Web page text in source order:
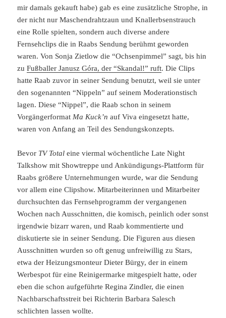
mir damals gekauft habe) gab es eine zusätzliche Strophe, in
der nicht nur Maschendrahtzaun und Knallerbsenstrauch
eine Rolle spielten, sondern auch diverse andere
Fernsehclips die in Raabs Sendung berühmt geworden
waren. Von Sonja Zietlow die “Ochsenpimmel” sagt, bis hin
zuFußballer Janusz Góra, der “Skandal!” ruft. Die Clips
hatte Raab zuvor in seiner Sendung benutzt, weil sie unter
den sogenannten “Nippeln” auf seinem Moderationstisch
lagen. Diese “Nippel”, die Raab schon in seinem
Vorgängerformat Ma Kuck’n auf Viva eingesetzt hatte,
waren von Anfang an Teil des Sendungskonzepts.
Bevor TV Total eine viermal wöchentliche Late Night
Talkshow mit Showtreppe und Ankündigungs-Plattform für
Raabs größere Unternehmungen wurde, war die Sendung
vor allem eine Clipshow. Mitarbeiterinnen und Mitarbeiter
durchsuchten das Fernsehprogramm der vergangenen
Wochen nach Ausschnitten, die komisch, peinlich oder sonst
irgendwie bizarr waren, und Raab kommentierte und
diskutierte sie in seiner Sendung. Die Figuren aus diesen
Ausschnitten wurden so oft genug unfreiwillig zu Stars,
etwa der Heizungsmonteur Dieter Bürgy, der in einem
Werbespot für eine Reinigermarke mitgespielt hatte, oder
eben die schon aufgeführte Regina Zindler, die einen
Nachbarschaftsstreit bei Richterin Barbara Salesch
schlichten lassen wollte.